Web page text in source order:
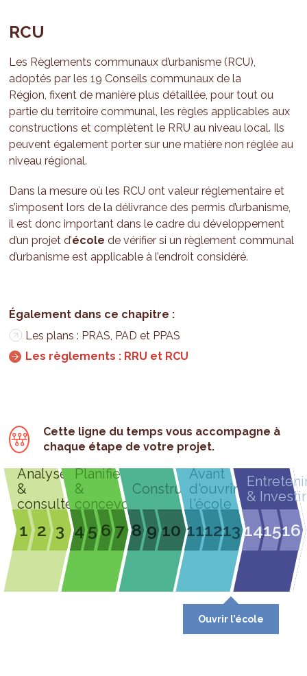
RCU
Les Règlements communaux d’urbanisme (RCU),
adoptés par les 19 Conseils communaux de la
Région, fixent de manière plus détaillée, pour tout ou
partie du territoire communal, les règles applicables aux
constructions et complètent le RRU au niveau local. Ils
peuvent également porter sur une matière non réglée au
niveau régional.
Dans la mesure où les RCU ont valeur réglementaire et
s’imposent lors de la délivrance des permis d’urbanisme,
il est donc important dans le cadre du développement
d’un projet d’école de vérifier si un règlement communal
d’urbanisme est applicable à l’endroit considéré.
Les plans : PRAS, PAD et PPAS
Les règlements : RRU et RCU
Cette ligne du temps vous accompagne à
chaque étape de votre projet.
Analyser
&
consulter
1 2 3
Planifier
&
concevoir
4 567
Construire
8 9 10
Avant
d'ouvrir
l'école
111213
Ouvrir l’école
& Investir
141516